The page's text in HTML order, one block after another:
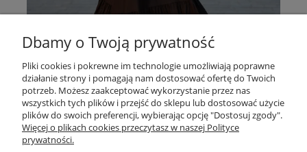
Sukienka Hav En Brązowa
Dbamy o Twoją prywatność
Pliki cookies i pokrewne im technologie umożliwiają poprawne
działanie strony i pomagają nam dostosować ofertę do Twoich
potrzeb. Możesz zaakceptować wykorzystanie przez nas
wszystkich tych plików i przejść do sklepu lub dostosować użycie
plików do swoich preferencji, wybierając opcję "Dostosuj zgody".
Więcej o plikach cookies przeczytasz w naszej Polityce
prywatności.